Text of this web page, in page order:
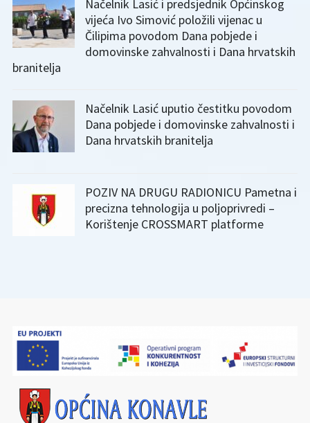
Načelnik Lasić i predsjednik Općinskog
vijeća Ivo Simović položili vijenac u
Čilipima povodom Dana pobjede i
domovinske zahvalnosti i Dana hrvatskih
branitelja
Načelnik Lasić uputio čestitku povodom
Dana pobjede i domovinske zahvalnosti i
Dana hrvatskih branitelja
POZIV NA DRUGU RADIONICU Pametna i
precizna tehnologija u poljoprivredi –
Korištenje CROSSMART platforme